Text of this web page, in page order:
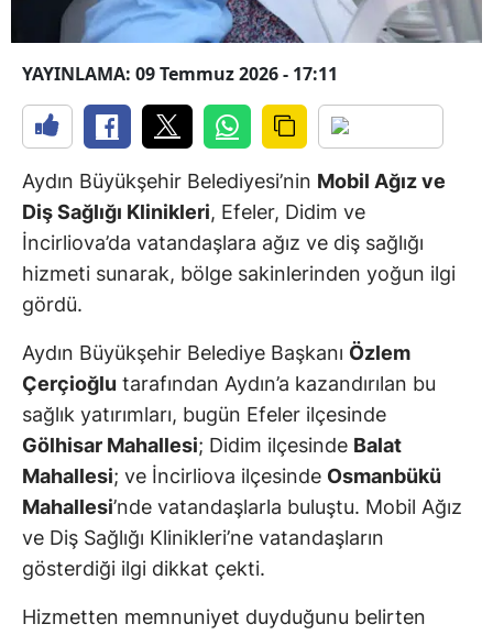
YAYINLAMA: 09 Temmuz 2026 - 17:11
Aydın Büyükşehir Belediyesi’nin Mobil Ağız ve
Diş Sağlığı Klinikleri, Efeler, Didim ve
İncirliova’da vatandaşlara ağız ve diş sağlığı
hizmeti sunarak, bölge sakinlerinden yoğun ilgi
gördü.
Aydın Büyükşehir Belediye Başkanı Özlem
Çerçioğlu tarafından Aydın’a kazandırılan bu
sağlık yatırımları, bugün Efeler ilçesinde
Gölhisar Mahallesi; Didim ilçesinde Balat
Mahallesi; ve İncirliova ilçesinde Osmanbükü
Mahallesi’nde vatandaşlarla buluştu. Mobil Ağız
ve Diş Sağlığı Klinikleri’ne vatandaşların
gösterdiği ilgi dikkat çekti.
Hizmetten memnuniyet duyduğunu belirten